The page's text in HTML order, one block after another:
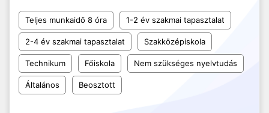
Teljes munkaidő 8 óra 1-2 év szakmai tapasztalat
2-4 év szakmai tapasztalat Szakközépiskola
Technikum Főiskola Nem szükséges nyelvtudás
Általános Beosztott